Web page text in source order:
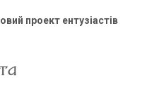
проект ентузіастів